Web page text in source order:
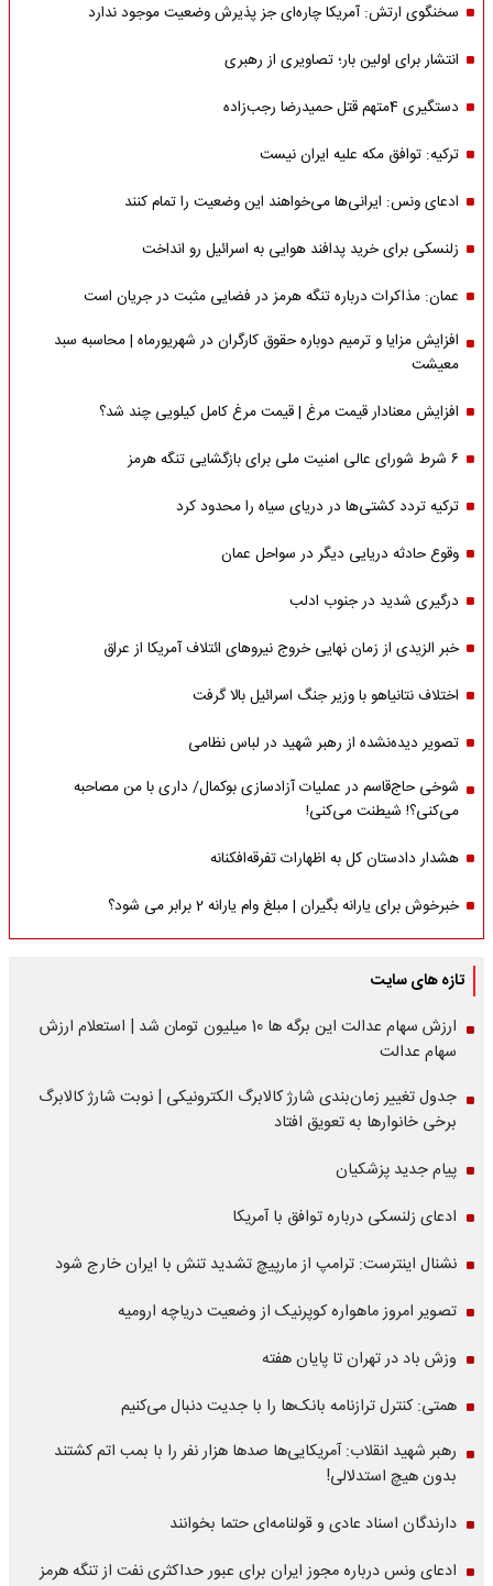
سخنگوی ارتش: آمریکا چاره‌ای جز پذیرش وضعیت موجود ندارد
انتشار برای اولین بار؛ تصاویری از رهبری
دستگیری 4متهم قتل حمیدرضا رجب‌زاده
ترکیه: توافق مکه علیه ایران نیست
ادعای ونس: ایرانی‌ها می‌خواهند این وضعیت را تمام کنند
زلنسکی برای خرید پدافند هوایی به اسرائیل رو انداخت
عمان: مذاکرات درباره تنگه هرمز در فضایی مثبت در جریان است
افزایش مزایا و ترمیم دوباره حقوق کارگران در شهریورماه | محاسبه سبد
معیشت
افزایش معنادار قیمت مرغ | قیمت مرغ کامل کیلویی چند شد؟
۶ شرط شورای عالی امنیت ملی برای بازگشایی تنگه هرمز
ترکیه تردد کشتی‌ها در دریای سیاه را محدود کرد
وقوع حادثه دریایی دیگر در سواحل عمان
درگیری شدید در جنوب ادلب
خبر الزیدی از زمان نهایی خروج نیروهای ائتلاف آمریکا از عراق
اختلاف نتانیاهو با وزیر جنگ اسرائیل بالا گرفت
تصویر دیده‌نشده از رهبر شهید در لباس نظامی
شوخی حاج‌قاسم در عملیات آزادسازی بوکمال/ داری با من مصاحبه‌
می‌کنی؟! شیطنت می‌کنی!
هشدار دادستان کل به اظهارات تفرقه‌افکنانه
خبرخوش برای یارانه بگیران | مبلغ وام یارانه 2 برابر می شود؟
تازه های سایت
ارزش سهام عدالت این برگه ها 10 میلیون تومان شد | استعلام ارزش
سهام عدالت
جدول تغییر زمان‌بندی شارژ کالابرگ الکترونیکی | نوبت شارژ کالابرگ
برخی خانوارها به تعویق افتاد
پیام جدید پزشکیان
ادعای زلنسکی درباره توافق با آمریکا
نشنال اینترست: ترامپ از مارپیچ تشدید تنش با ایران خارج شود
تصویر امروز ماهواره کوپرنیک از وضعیت دریاچه ارومیه
وزش باد در تهران تا پایان هفته
همتی: کنترل ترازنامه بانک‌ها را با جدیت دنبال می‌کنیم
رهبر شهید انقلاب: آمریکایی‌ها صدها هزار نفر را با بمب اتم کشتند
بدون هیچ استدلالی!
دارندگان اسناد عادی و قولنامه‌ای حتما بخوانند
ادعای ونس درباره مجوز ایران برای عبور حداکثری نفت از تنگه هرمز